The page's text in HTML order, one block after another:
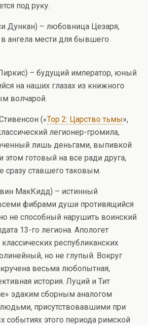
под руку.
Дункан) – любовница Цезаря,
ангела мести для бывшего
– будущий император, юный
на наших глазах из книжного
волчарой.
(«Тор 2: Царство тьмы»,
легионер-громила,
лишь деньгами, выпивкой
этом готовый на все ради друга,
сразу ставшего таковым.
МакКидд) – истинный
фибрами души противящийся
не способный нарушить воинский
13-го легиона. Апологет
республиканских
но не глупый. Вокруг
весьма любопытная,
история. Луций и Тит
эдаким сборным аналогом
присутствовавшими при
событиях этого периода римской